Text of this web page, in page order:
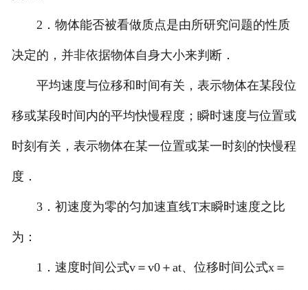
2．物体能否被看做质点是由所研究问题的性质
决定的，并非依据物体自身大小来判断．
平均速度与位移和时间有关，表示物体在某段位
移或某段时间内的平均快慢程度；瞬时速度与位置或
时刻有关，表示物体在某一位置或某一时刻的快慢程
度．
3．初速度为零的匀加速直线T末瞬时速度之比
为：
1．速度时间公式v＝v0＋at、位移时间公式x＝